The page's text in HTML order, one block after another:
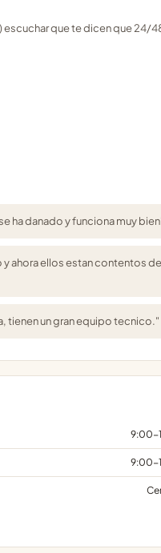
escuchar que te dicen que 24/
ha danado y funciona muy
y ahora ellos estan contentos de
tienen un gran equipo tecnico."
9:00-
9:00-